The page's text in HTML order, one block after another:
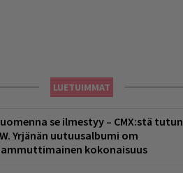
LUETUIMMAT
se ilmestyy – CMX:stä tutun
Yrjänän uutuusalbumi om
kokonaisuus